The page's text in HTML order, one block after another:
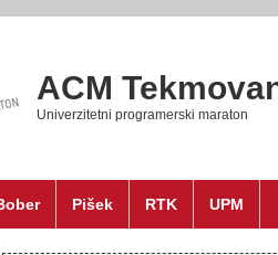
ACM
Univerzitetni programerski maraton
Pišek RTK UPM